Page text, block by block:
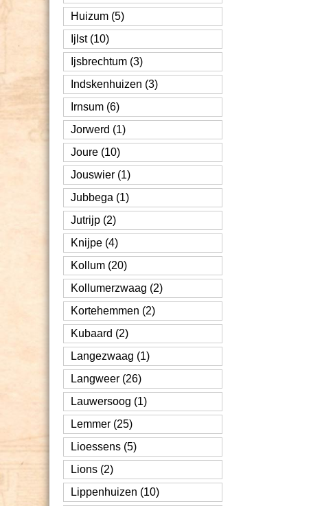
Huizum (5)
Ijlst (10)
Ijsbrechtum (3)
Indskenhuizen (3)
Irnsum (6)
Jorwerd (1)
Joure (10)
Jouswier (1)
Jubbega (1)
Jutrijp (2)
Knijpe (4)
Kollum (20)
Kollumerzwaag (2)
Kortehemmen (2)
Kubaard (2)
Langezwaag (1)
Langweer (26)
Lauwersoog (1)
Lemmer (25)
Lioessens (5)
Lions (2)
Lippenhuizen (10)